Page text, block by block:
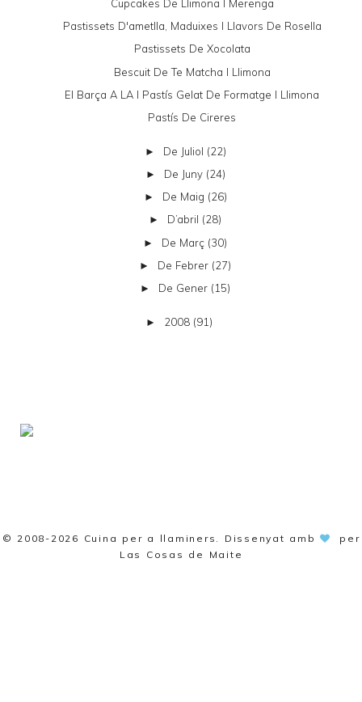
Cupcakes De Llimona I Merenga
Pastissets D'ametlla, Maduixes I Llavors De Rosella
Pastissets De Xocolata
Bescuit De Te Matcha I Llimona
El Barça A LA I Pastís Gelat De Formatge I Llimona
Pastís De Cireres
► De Juliol (22)
► De Juny (24)
► De Maig (26)
► D’abril (28)
► De Març (30)
► De Febrer (27)
► De Gener (15)
► 2008 (91)
© 2008-2026 Cuina per a llaminers . Dissenyat amb
per
Las Cosas de Maite